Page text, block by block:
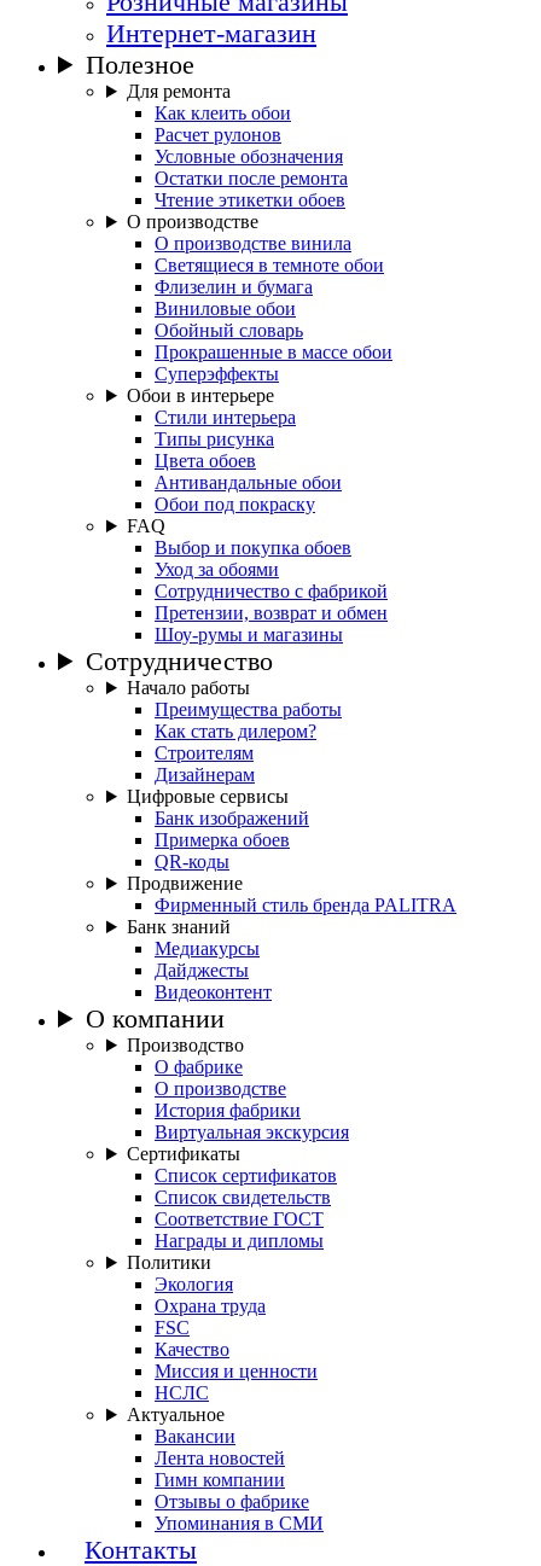
Интернет-магазин
Полезное
Для ремонта
Как клеить обои
Расчет рулонов
Условные обозначения
Остатки после ремонта
Чтение этикетки обоев
О производстве
О производстве винила
Светящиеся в темноте обои
Флизелин и бумага
Виниловые обои
Обойный словарь
Прокрашенные в массе обои
Суперэффекты
Обои в интерьере
Стили интерьера
Типы рисунка
Цвета обоев
Антивандальные обои
Обои под покраску
FAQ
Выбор и покупка обоев
Уход за обоями
Сотрудничество с фабрикой
Претензии, возврат и обмен
Шоу-румы и магазины
Сотрудничество
Начало работы
Преимущества работы
Как стать дилером?
Строителям
Дизайнерам
Цифровые сервисы
Банк изображений
Примерка обоев
QR-коды
Продвижение
Фирменный стиль бренда PALITRA
Банк знаний
Медиакурсы
Дайджесты
Видеоконтент
О компании
Производство
О фабрике
О производстве
История фабрики
Виртуальная экскурсия
Сертификаты
Список сертификатов
Список свидетельств
Соответствие ГОСТ
Награды и дипломы
Политики
Экология
Охрана труда
FSC
Качество
Миссия и ценности
НСЛС
Актуальное
Вакансии
Лента новостей
Гимн компании
Отзывы о фабрике
Упоминания в СМИ
Контакты